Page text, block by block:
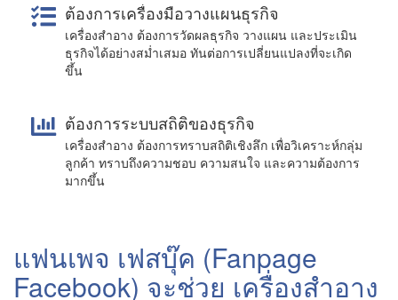
ต้องการเครื่องมือวางแผนธุรกิจ
เครื่องสำอาง ต้องการวัดผลธุรกิจ วางแผน และประเมิน
ธุรกิจได้อย่างสม่ำเสมอ ทันต่อการเปลี่ยนแปลงที่จะเกิด
ขึ้น
ต้องการระบบสถิติของธุรกิจ
เครื่องสำอาง ต้องการทราบสถิติเชิงลึก เพื่อวิเคราะห์กลุ่ม
ลูกค้า ทราบถึงความชอบ ความสนใจ และความต้องการ
มากขึ้น
แฟนเพจ เฟสบุ๊ค (Fanpage
Facebook) จะช่วย เครื่องสำอาง